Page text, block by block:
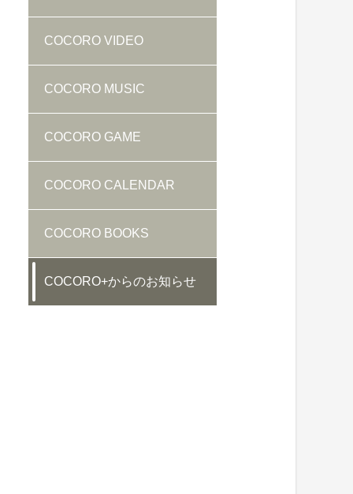
COCORO VIDEO
COCORO MUSIC
COCORO GAME
COCORO CALENDAR
COCORO BOOKS
COCORO+からのお知らせ